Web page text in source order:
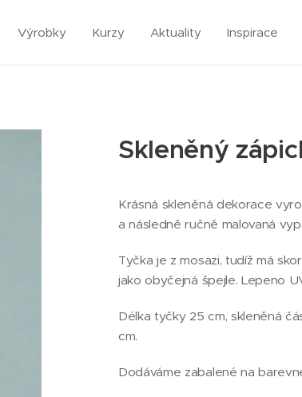
Výrobky Kurzy Aktuality Inspirace
Skleněný
Krásná skleněná dekorace
a následně ručně malovaná
Tyčka je z mosazi, tudíž má
jako obyčejná špejle. Lepeno
Délka tyčky 25 cm, skleněná
cm.
Dodáváme zabalené na